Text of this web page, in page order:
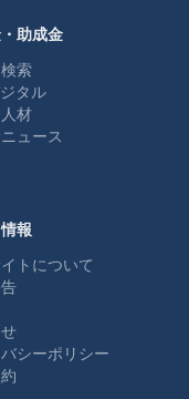
助成金
索
タル
材
ュース
報
トについて
シーポリシー